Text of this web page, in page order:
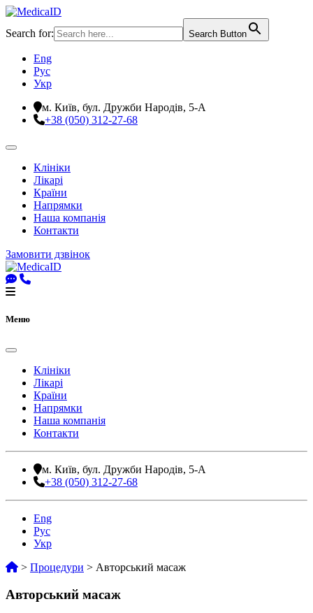
Search for: Search Button
Eng
Рус
Укр
м. Київ, бул. Дружби Народів, 5-А
+38 (050) 312-27-68
Клініки
Лікарі
Країни
Напрямки
Наша компанія
Контакти
Замовити дзвінок
Меню
Клініки
Лікарі
Країни
Напрямки
Наша компанія
Контакти
м. Київ, бул. Дружби Народів, 5-А
+38 (050) 312-27-68
Eng
Рус
Укр
> Процедури > Авторський масаж
Авторський масаж